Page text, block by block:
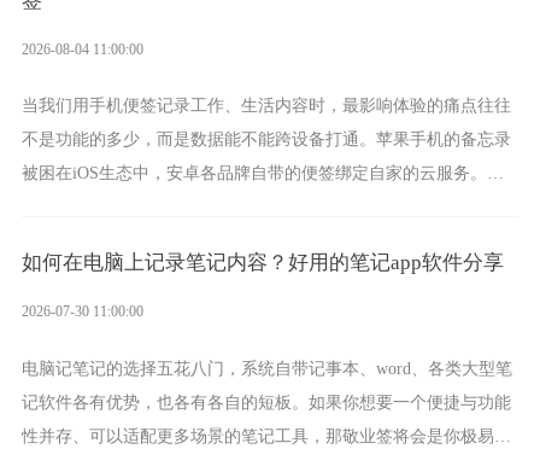
2026-08-04 11:00:00
当我们用手机便签记录工作、生活内容时，最影响体验的痛点往往
不是功能的多少，而是数据能不能跨设备打通。苹果手机的备忘录
被困在iOS生态中，安卓各品牌自带的便签绑定自家的云服务。而
如何在电脑上记录笔记内容？好用的笔记app软件分享
2026-07-30 11:00:00
电脑记笔记的选择五花八门，系统自带记事本、word、各类大型笔
记软件各有优势，也各有各自的短板。如果你想要一个便捷与功能
性并存、可以适配更多场景的笔记工具，那敬业签将会是你极易上